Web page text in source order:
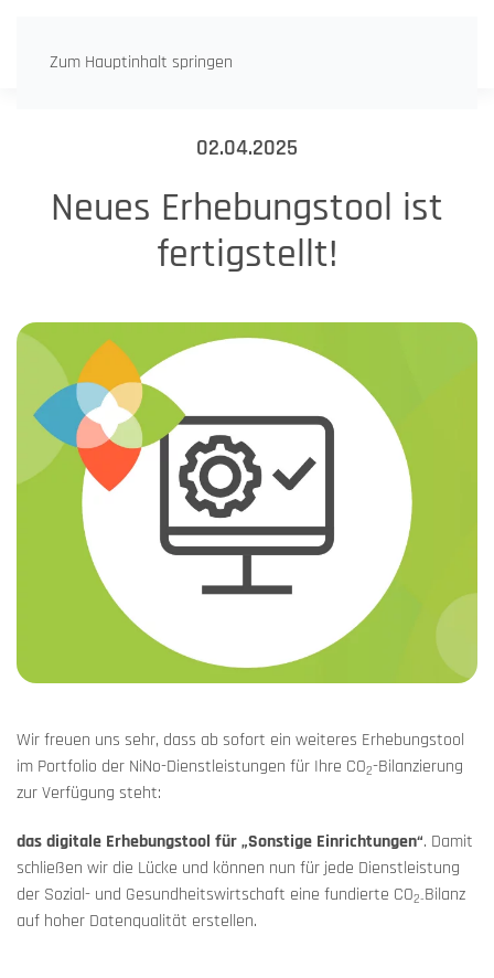
Zum Hauptinhalt springen
02.04.2025
Neues Erhebungstool ist
fertigstellt!
Wir freuen uns sehr, dass ab sofort ein weiteres Erhebungstool
im Portfolio der NiNo-Dienstleistungen für Ihre CO2-Bilanzierung
zur Verfügung steht:
das digitale Erhebungstool für „Sonstige Einrichtungen“. Damit
schließen wir die Lücke und können nun für jede Dienstleistung
der Sozial- und Gesundheitswirtschaft eine fundierte CO2-Bilanz
auf hoher Datenqualität erstellen.